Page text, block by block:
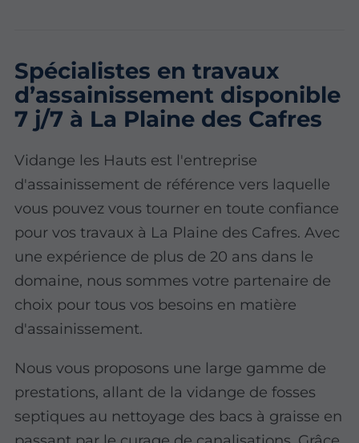
Spécialistes en travaux
d’assainissement disponible
7 j/7 à La Plaine des Cafres
Vidange les Hauts est l'entreprise
d'assainissement de référence vers laquelle
vous pouvez vous tourner en toute confiance
pour vos travaux à La Plaine des Cafres. Avec
une expérience de plus de 20 ans dans le
domaine, nous sommes votre partenaire de
choix pour tous vos besoins en matière
d'assainissement.
Nous vous proposons une large gamme de
prestations, allant de la vidange de fosses
septiques au nettoyage des bacs à graisse en